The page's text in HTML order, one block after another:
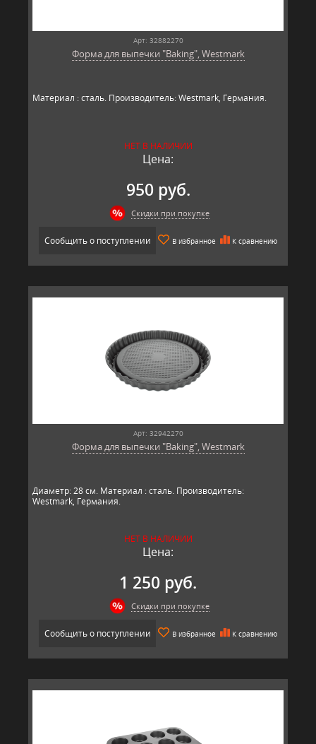
Арт: 32882270
Форма для выпечки "Baking", Westmark
Материал : сталь. Производитель: Westmark, Германия.​​
НЕТ В НАЛИЧИИ
Цена:
950 руб.
Скидки при покупке
Сообщить о поступлении В избранное К сравнению
Арт: 32942270
Форма для выпечки "Baking", Westmark
Диаметр: 28 см. Материал : сталь. Производитель:
Westmark, Германия.​​
НЕТ В НАЛИЧИИ
Цена:
1 250 руб.
Скидки при покупке
Сообщить о поступлении В избранное К сравнению